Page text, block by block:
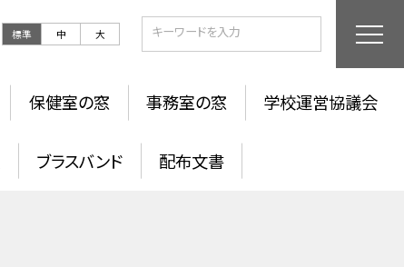
標準 中 大
保健室の窓 事務室の窓 学校運営協議会
ブラスバンド 配布文書